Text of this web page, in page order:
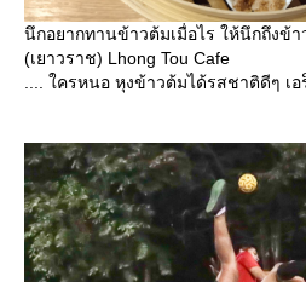
นึกอยากทานข้าวต้มเมื่อไร ให้นึกถึงข้
(เยาวราช) Lhong Tou Cafe
.... ใครหนอ หุงข้าวต้มได้รสชาติดีๆ เอ